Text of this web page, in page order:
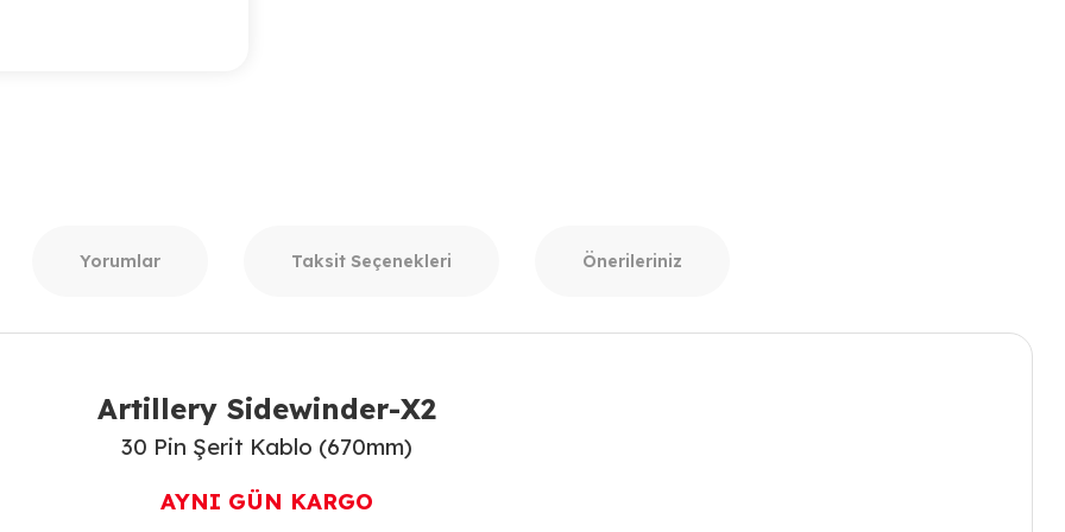
Yorumlar Taksit Seçenekleri Önerileriniz
Artillery Sidewinder-X2
30 Pin Şerit Kablo (670mm)
AYNI GÜN KARGO